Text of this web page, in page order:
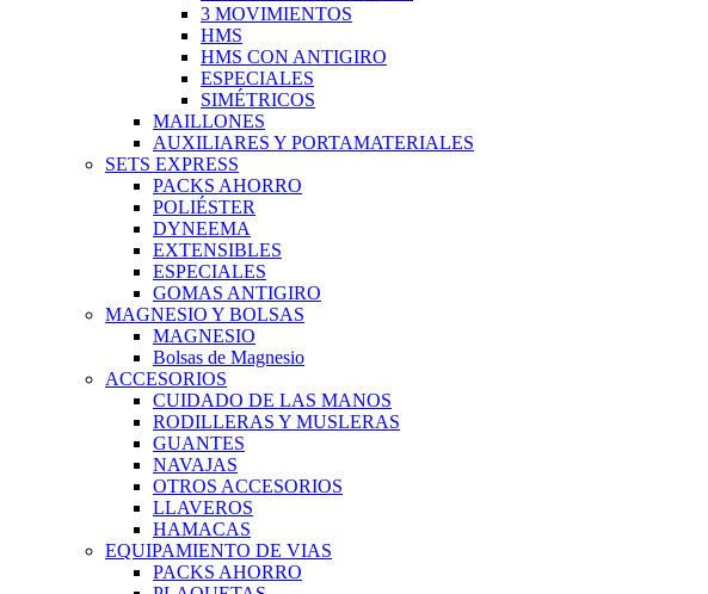
3 MOVIMIENTOS
HMS
HMS CON ANTIGIRO
ESPECIALES
SIMÉTRICOS
MAILLONES
AUXILIARES Y PORTAMATERIALES
SETS EXPRESS
PACKS AHORRO
POLIÉSTER
DYNEEMA
EXTENSIBLES
ESPECIALES
GOMAS ANTIGIRO
MAGNESIO Y BOLSAS
MAGNESIO
Bolsas de Magnesio
ACCESORIOS
CUIDADO DE LAS MANOS
RODILLERAS Y MUSLERAS
GUANTES
NAVAJAS
OTROS ACCESORIOS
LLAVEROS
HAMACAS
EQUIPAMIENTO DE VIAS
PACKS AHORRO